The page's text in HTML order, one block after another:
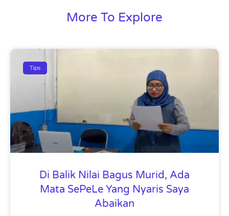
More To Explore
Tips
Di Balik Nilai Bagus Murid, Ada
Mata SePeLe Yang Nyaris Saya
Abaikan